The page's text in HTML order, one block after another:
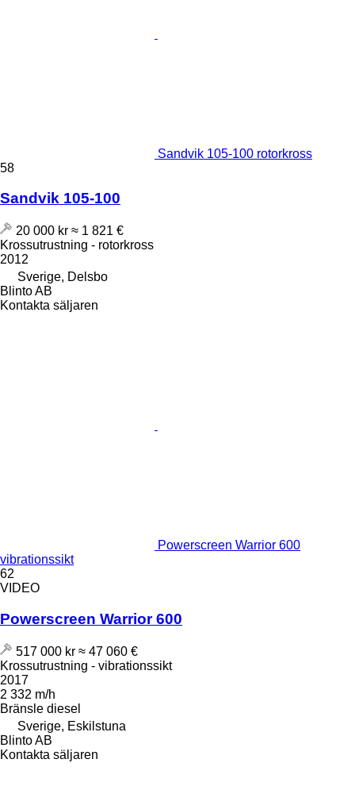
Sandvik 105-100 rotorkross
58
Sandvik 105-100
20 000 kr ≈ 1 821 €
Krossutrustning - rotorkross
2012
Sverige, Delsbo
Blinto AB
Kontakta säljaren
Powerscreen Warrior 600
vibrationssikt
62
VIDEO
Powerscreen Warrior 600
517 000 kr ≈ 47 060 €
Krossutrustning - vibrationssikt
2017
2 332 m/h
Bränsle diesel
Sverige, Eskilstuna
Blinto AB
Kontakta säljaren